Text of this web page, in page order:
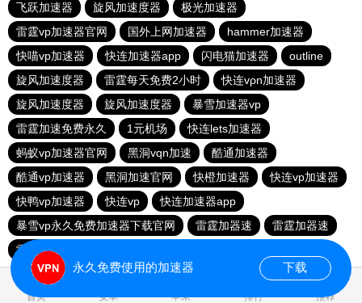
飞跃加速器
旋风加速度器
极光加速器
雷霆vp加速器官网
国外上网加速器
hammer加速器
快喵vp加速器
快连加速器app 闪电猫加速器
outline
旋风加速度器
雷霆每天免费2小时
快连vρn加速器
旋风加速度器
旋风加速度器
暴雪加速器vp
雷霆加速免费永久
1元机场
快连lets加速器
蚂蚁vp加速器官网
黑洞vqn加速
酷通加速器
酷通vp加速器
黑洞加速官网 快橙加速器
快连vp加速器
快鸭vp加速器
快连vp
快连加速器app
暴雪vp永久免费加速器下载官网
雷霆加器速
雷霆加器速
雷霆vqn加速官网
首页 安卓 苹果 排行 推荐
永久免费使用的加速器 下载
1.559418s